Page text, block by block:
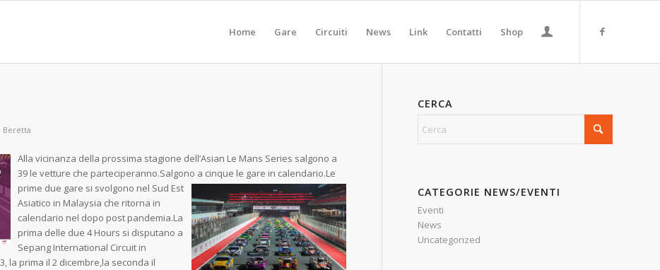
Home Gare Circuiti News Link Contatti Shop
Beretta
Alla vicinanza della prossima stagione dell’Asian Le Mans Series salgono a
39 le vetture che parteciperanno.Salgono a cinque le gare in calendario.Le
prime due gare si svolgono nel Sud Est
Asiatico in Malaysia che ritorna in
calendario nel dopo post pandemia.La
prima delle due 4 Hours si disputano a
Sepang International Circuit in
la prima il 2 dicembre,la seconda il
CERCA
CATEGORIE NEWS/EVENTI
Eventi
News
Uncategorized